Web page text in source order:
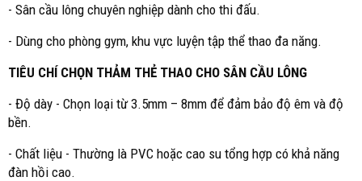
- Sân cầu lông chuyên nghiệp dành cho thi đấu.
- Dùng cho phòng gym, khu vực luyện tập thể thao đa năng.
TIÊU CHÍ CHỌN THẢM THẺ THAO CHO SÂN CẦU LÔNG
- Độ dày - Chọn loại từ 3.5mm – 8mm để đảm bảo độ êm và độ
bền.
- Chất liệu - Thường là PVC hoặc cao su tổng hợp có khả năng
đàn hồi cao.